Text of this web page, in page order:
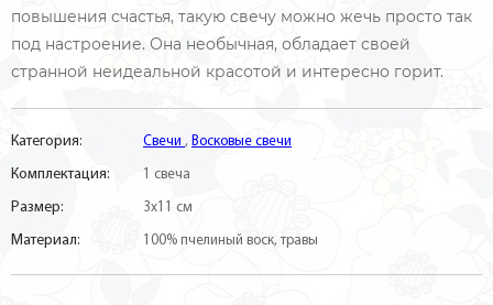
повышения счастья, такую свечу можно жечь просто так
под настроение. Она необычная, обладает своей
странной неидеальной красотой и интересно горит.
Категория: Свечи , Восковые свечи
Комплектация: 1 свеча
Размер: 3х11 см
Материал: 100% пчелиный воск, травы